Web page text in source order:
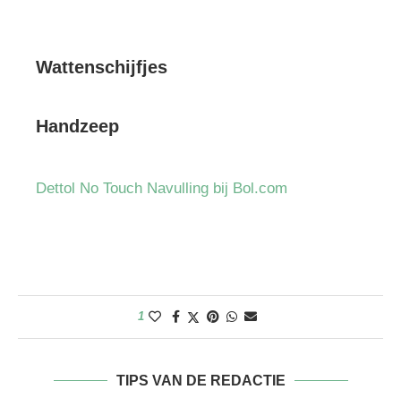
Wattenschijfjes
Handzeep
Dettol No Touch Navulling bij Bol.com
1
TIPS VAN DE REDACTIE